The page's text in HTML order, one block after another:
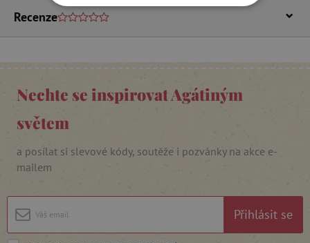
Recenze
Nechte se inspirovat Agátiným
světem
a posílat si slevové kódy, soutěže i pozvánky na akce e-
mailem
Přihlásit se
NEZBYTNĚ NUTNÉ COOKIES